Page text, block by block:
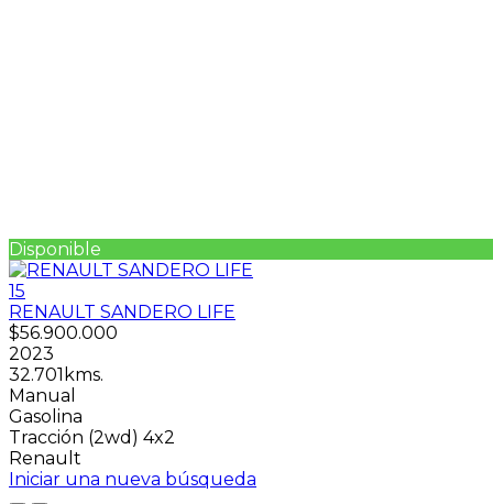
Disponible
15
RENAULT SANDERO LIFE
$56.900.000
2023
32.701kms.
Manual
Gasolina
Tracción (2wd) 4x2
Renault
Iniciar una nueva búsqueda